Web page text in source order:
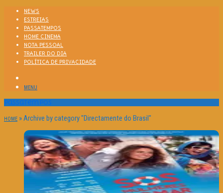
NEWS
ESTREIAS
PASSATEMPOS
HOME CINEMA
NOTA PESSOAL
TRAILER DO DIA
POLÍTICA DE PRIVACIDADE
MENU
Passatempos
HOME »Archive by category "Directamente do Brasil"